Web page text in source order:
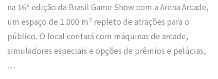
na 16ª edição da Brasil Game Show com a Arena Arcade,
um espaço de 1.000 m² repleto de atrações para o
público. O local contará com máquinas de arcade,
simuladores especiais e opções de prêmios e pelúcias,
…